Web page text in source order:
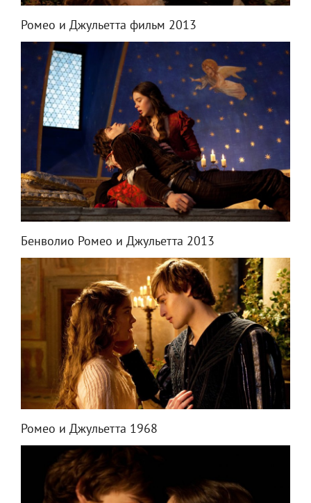
Ромео и Джульетта фильм 2013
Бенволио Ромео и Джульетта 2013
Ромео и Джульетта 1968